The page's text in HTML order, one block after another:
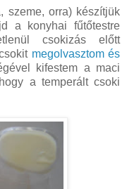
szeme, orra) készítjük
a konyhai fűtőtestre
csokizás előtt
megolvasztom és
kifestem a maci
a temperált csoki